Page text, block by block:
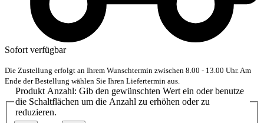
Sofort verfügbar
Die Zustellung erfolgt an Ihrem Wunschtermin zwischen 8.00 - 13.00 Uhr. Am
Ende der Bestellung wählen Sie Ihren Liefertermin aus.
Produkt Anzahl: Gib den gewünschten Wert ein oder benutze
die Schaltflächen um die Anzahl zu erhöhen oder zu
reduzieren.